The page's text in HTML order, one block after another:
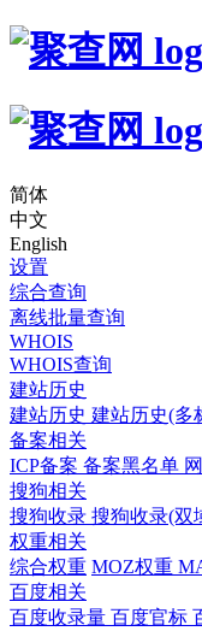
简体
中文
English
设置
综合查询
离线批量查询
WHOIS
WHOIS查询
建站历史
建站历史 建站历史(多
备案相关
ICP备案 备案黑名单
搜狗相关
搜狗收录 搜狗收录(双
权重相关
综合权重 MOZ权重
百度相关
百度收录量 百度官标